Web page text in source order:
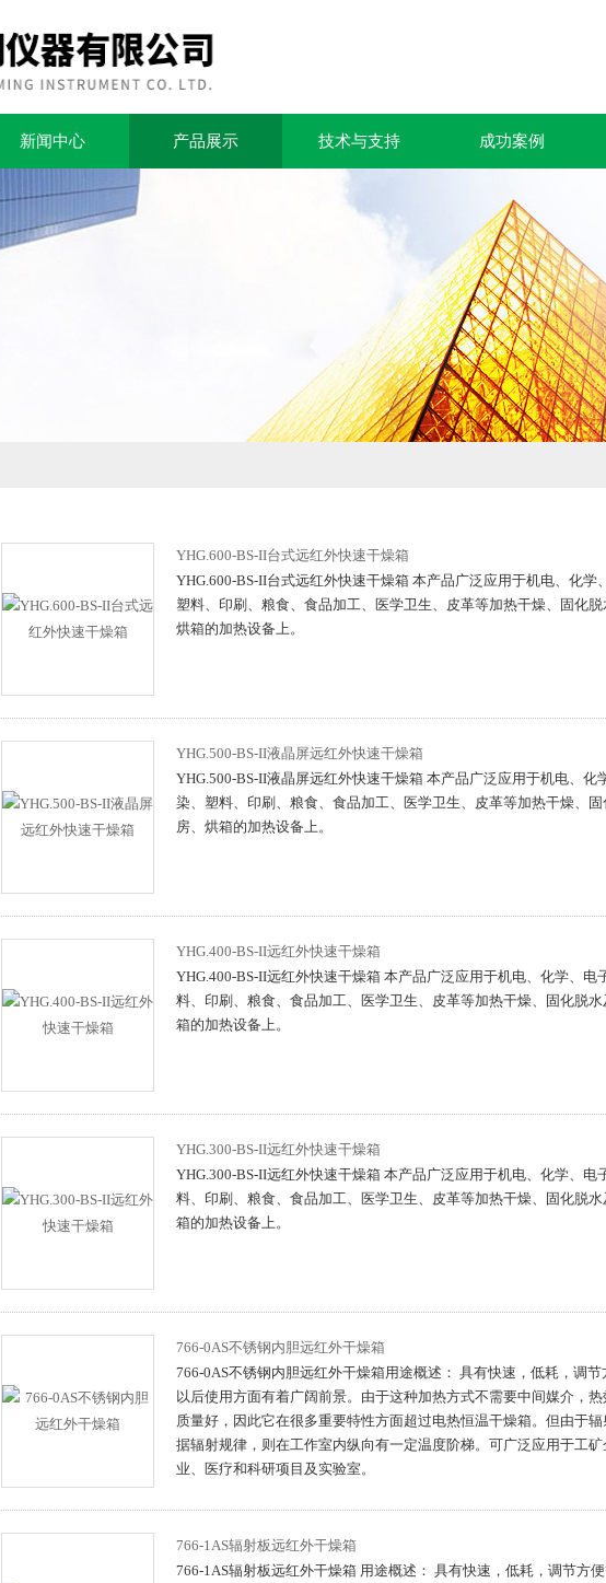
新闻中心 产品展示 技术与支持 成功案例
YHG.600-BS-II台式远红外快速干燥箱
YHG.600-BS-II台式远红外快速干燥箱 本产品广泛应用于机电、化学
塑料、印刷、粮食、食品加工、医学卫生、皮革等加热干燥、固化脱
烘箱的加热设备上。
YHG.500-BS-II液晶屏远红外快速干燥箱
YHG.500-BS-II液晶屏远红外快速干燥箱 本产品广泛应用于机电、化
染、塑料、印刷、粮食、食品加工、医学卫生、皮革等加热干燥、
房、烘箱的加热设备上。
YHG.400-BS-II远红外快速干燥箱
YHG.400-BS-II远红外快速干燥箱 本产品广泛应用于机电、化学、电
料、印刷、粮食、食品加工、医学卫生、皮革等加热干燥、固化脱
箱的加热设备上。
YHG.300-BS-II远红外快速干燥箱
YHG.300-BS-II远红外快速干燥箱 本产品广泛应用于机电、化学、电
料、印刷、粮食、食品加工、医学卫生、皮革等加热干燥、固化脱
箱的加热设备上。
766-0AS不锈钢内胆远红外干燥箱
766-0AS不锈钢内胆远红外干燥箱用途概述： 具有快速，低耗，调
以后使用方面有着广阔前景。由于这种加热方式不需要中间媒介，
质量好，因此它在很多重要特性方面超过电热恒温干燥箱。但由于
据辐射规律，则在工作室内纵向有一定温度阶梯。可广泛应用于工
业、医疗和科研项目及实验室。
766-1AS辐射板远红外干燥箱
766-1AS辐射板远红外干燥箱 用途概述： 具有快速，低耗，调节方